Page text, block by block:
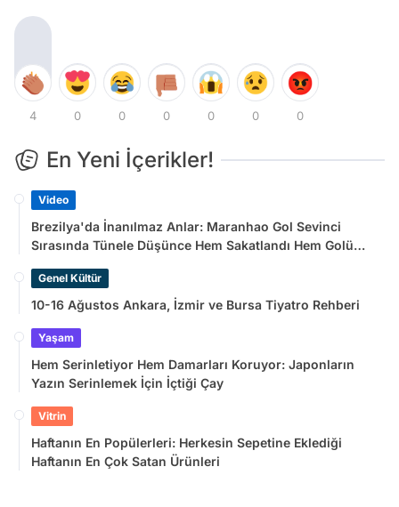
4 0 0 0 0 0 0
En Yeni İçerikler!
Video
Brezilya'da İnanılmaz Anlar: Maranhao Gol Sevinci
Sırasında Tünele Düşünce Hem Sakatlandı Hem Golü
Genel Kültür
10-16 Ağustos Ankara, İzmir ve Bursa Tiyatro Rehberi
Yaşam
Hem Serinletiyor Hem Damarları Koruyor: Japonların
Yazın Serinlemek İçin İçtiği Çay
Vitrin
Haftanın En Popülerleri: Herkesin Sepetine Eklediği
Haftanın En Çok Satan Ürünleri